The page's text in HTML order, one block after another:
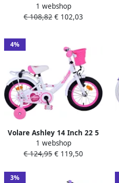
cm Meisjes Terugtraprem
Donkerroze
1 webshop
€ 108,82 € 102,03
4%
Volare Ashley 14 Inch 22 5
cm Meisjes Terugtraprem
Wit Roze
1 webshop
€ 124,95 € 119,50
3%